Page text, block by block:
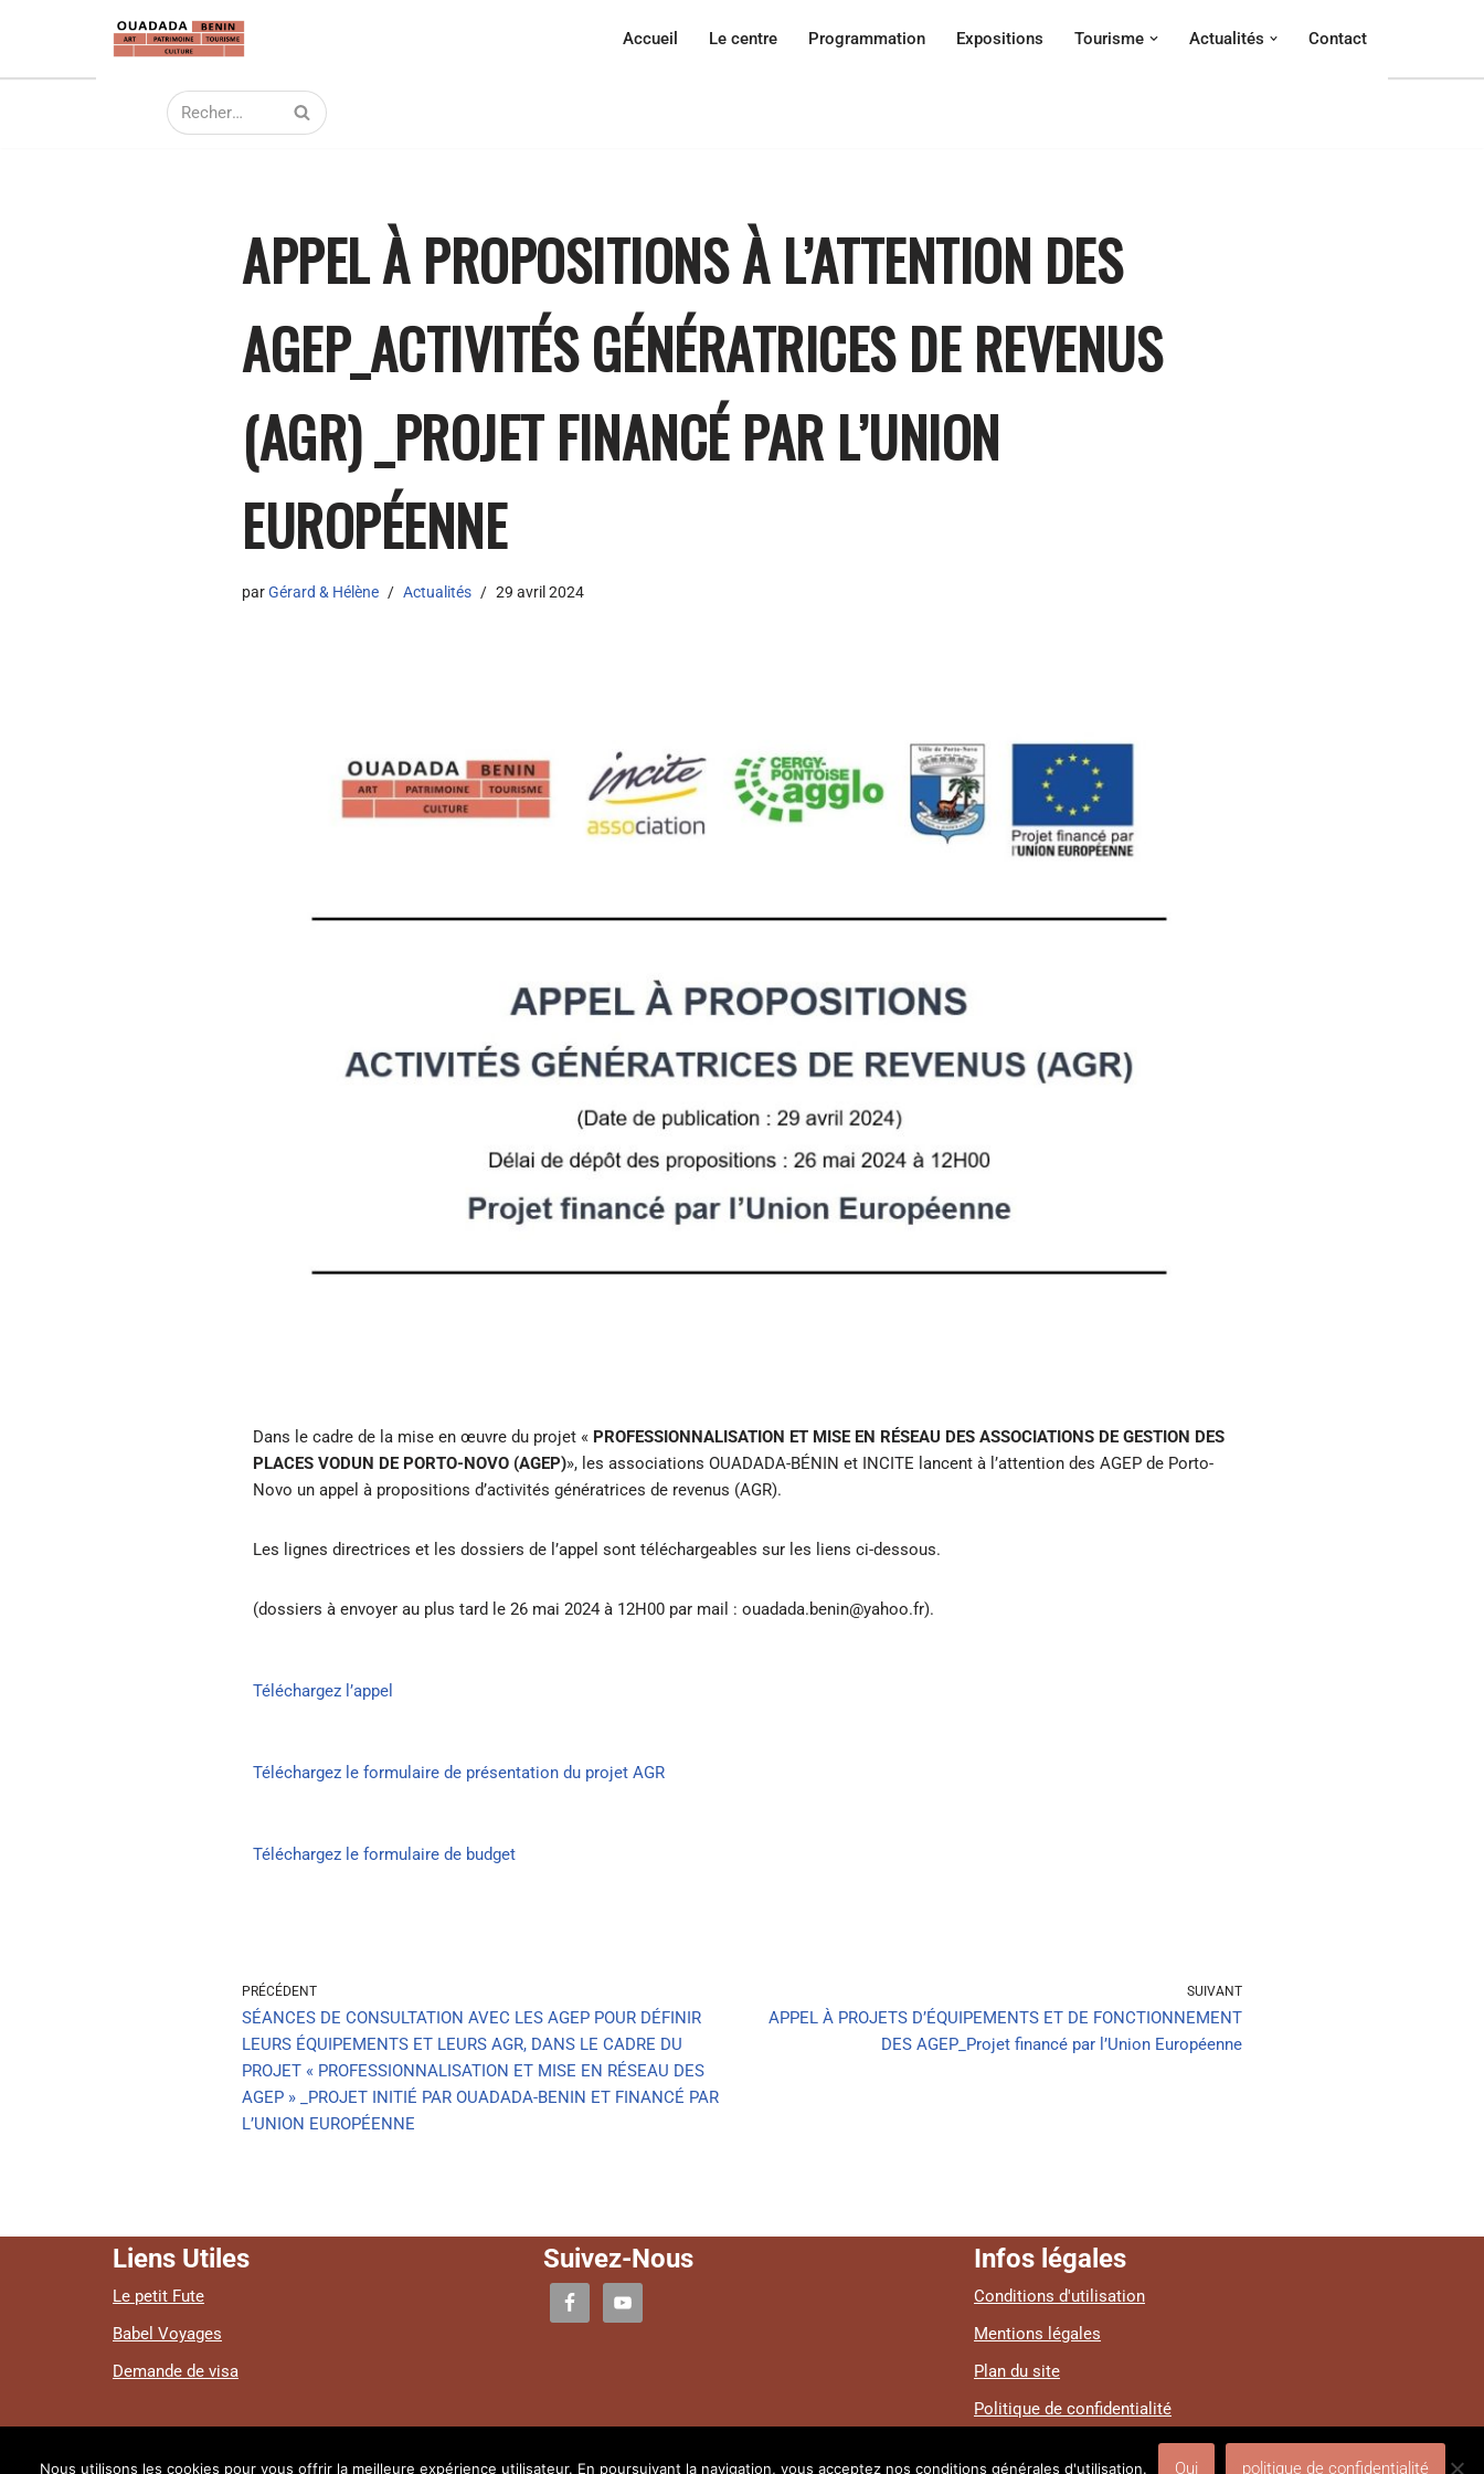
au
Accueil Le centre Programmation Expositions Tourisme Actualités Contact
APPEL À PROPOSITIONS À L’ATTENTION DES
AGEP_ACTIVITÉS GÉNÉRATRICES DE REVENUS
(AGR) _PROJET FINANCÉ PAR L’UNION
EUROPÉENNE
parGérard & Hélène Actualités 29 avril 2024
Dans le cadre de la mise en œuvre du projet « PROFESSIONNALISATION ET MISE EN RÉSEAU DES ASSOCIATIONS DE GESTION DES
PLACES VODUN DE PORTO-NOVO (AGEP)», les associations OUADADA-BÉNIN et INCITE lancent à l’attention des AGEP de Porto-
Novo un appel à propositions d’activités génératrices de revenus (AGR).
Les lignes directrices et les dossiers de l’appel sont téléchargeables sur les liens ci-dessous.
(dossiers à envoyer au plus tard le 26 mai 2024 à 12H00 par mail : ouadada.benin@yahoo.fr).
Téléchargez l’appel
Téléchargez le formulaire de présentation du projet AGR
Téléchargez le formulaire de budget
PRÉCÉDENT
SÉANCES DE CONSULTATION AVEC LES AGEP POUR DÉFINIR
LEURS ÉQUIPEMENTS ET LEURS AGR, DANS LE CADRE DU
PROJET « PROFESSIONNALISATION ET MISE EN RÉSEAU DES
AGEP » _PROJET INITIÉ PAR OUADADA-BENIN ET FINANCÉ PAR
L’UNION EUROPÉENNE
SUIVANT
APPEL À PROJETS D’ÉQUIPEMENTS ET DE FONCTIONNEMENT
DES AGEP_Projet financé par l’Union Européenne
Liens Utiles
Le petit Fute
Babel Voyages
Demande de visa
Suivez-Nous Infos légales
Conditions d'utilisation
Mentions légales
Plan du site
Politique de confidentialité
Nous utilisons les cookies pour vous offrir la meilleure expérience utilisateur. En poursuivant la navigation, vous acceptez nos conditions générales d'utilisation. Oui politique de confidentialité